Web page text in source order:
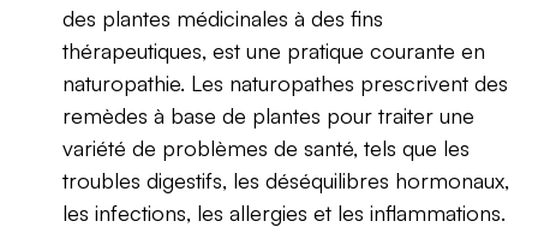
des plantes médicinales à des fins
thérapeutiques, est une pratique courante en
naturopathie. Les naturopathes prescrivent des
remèdes à base de plantes pour traiter une
variété de problèmes de santé, tels que les
troubles digestifs, les déséquilibres hormonaux,
les infections, les allergies et les inflammations.